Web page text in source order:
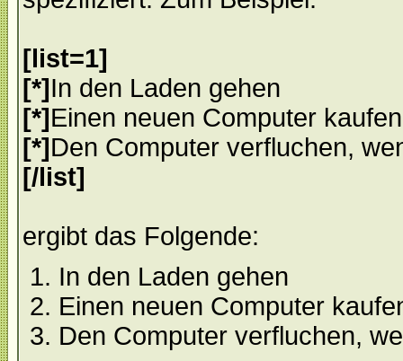
[list=1]
[*]In den Laden gehen
[*]Einen neuen Computer kaufen
[*]Den Computer verfluchen,
[/list]
ergibt das Folgende:
In den Laden gehen
Einen neuen Computer
Den Computer verfluchen,